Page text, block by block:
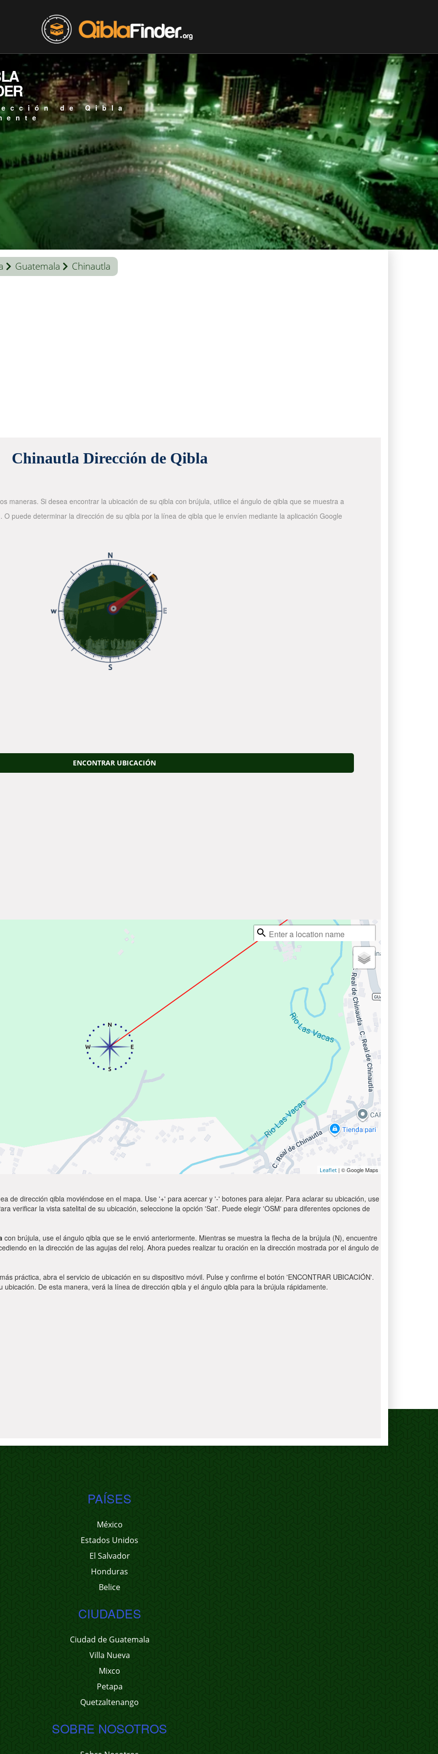
de Qibla
Guatemala Chinautla
Chinautla Dirección de Qibla
maneras. Si desea encontrar la ubicación de su qibla con brújula, utilice el ángulo de qibla que se muestra a
puede determinar la dirección de su qibla por la línea de qibla que le envíen mediante la aplicación Google
ENCONTRAR UBICACIÓN
Leaflet | © Google Maps
de dirección qibla moviéndose en el mapa. Use '+' para acercar y '-' botones para alejar. Para aclarar su ubicación, use
verificar la vista satelital de su ubicación, seleccione la opción 'Sat'. Puede elegir 'OSM' para diferentes opciones de
con brújula, use el ángulo qibla que se le envió anteriormente. Mientras se muestra la flecha de la brújula (N), encuentre
en la dirección de las agujas del reloj. Ahora puedes realizar tu oración en la dirección mostrada por el ángulo de
práctica, abra el servicio de ubicación en su dispositivo móvil. Pulse y confirme el botón 'ENCONTRAR UBICACIÓN'.
De esta manera, verá la línea de dirección qibla y el ángulo qibla para la brújula rápidamente.
PAÍSES
México
Estados Unidos
El Salvador
Honduras
Belice
CIUDADES
Ciudad de Guatemala
Villa Nueva
Mixco
Petapa
Quetzaltenango
SOBRE NOSOTROS